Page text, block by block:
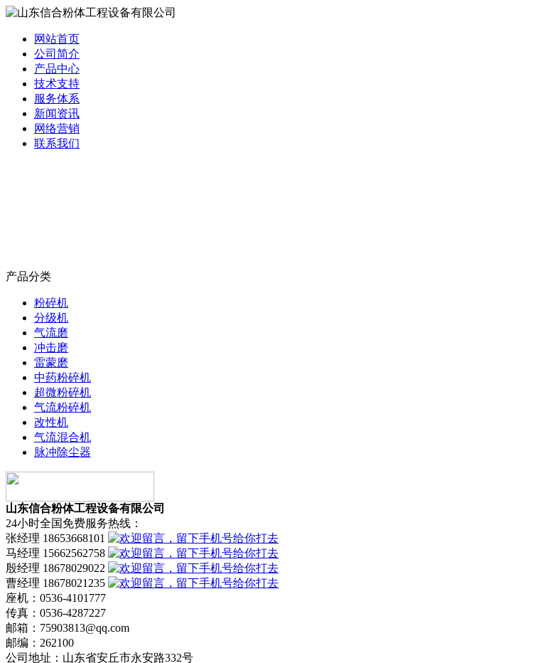
网站首页
公司简介
产品中心
技术支持
服务体系
新闻资讯
网络营销
联系我们
产品分类
粉碎机
分级机
气流磨
冲击磨
雷蒙磨
中药粉碎机
超微粉碎机
气流粉碎机
改性机
气流混合机
脉冲除尘器
山东信合粉体工程设备有限公司
24小时全国免费服务热线：
张经理 18653668101
马经理 15662562758
殷经理 18678029022
曹经理 18678021235
座机：0536-4101777
传真：0536-4287227
邮箱：75903813@qq.com
邮编：262100
公司地址：山东省安丘市永安路332号